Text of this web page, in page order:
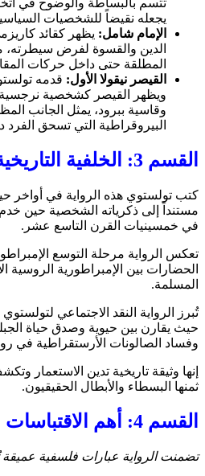
تتسم بالبساطة والوضوح في
يجعله نقيضاً للشخصيات
الإمام شامل: يظهر كقائد
الدين والقسوة لفرض سيطرته،
المطلقة حتى داخل حركات
القيصر نيقولا الأول: قدمه
ويظهر القيصر كشخصية
وقاسية ببرود، يمثل الجانب
البيروقراطية التي تسحق الفرد
القسم 3: الخلفية التاريخية والاجتماعية
مستنداً إلى ذكرياته الشخصية حين
في خمسينيات القرن التاسع عشر.
تعكس الرواية مرحلة التوسع
الحضارات بين الإمبراطورية الروسية
المسلمة.
تُبرز الرواية النقد الاجتماعي
حيث يقارن بين حيوية وصدق حياة
وفساد الصالونات الأرستقراطية في
إنها وثيقة تاريخية تدين الاستعمار
ثمنها البسطاء والأبطال الحقيقيون.
القسم 4: أهم الاقتباسات الخالدة
تضمنت الرواية عبارات فلسفية